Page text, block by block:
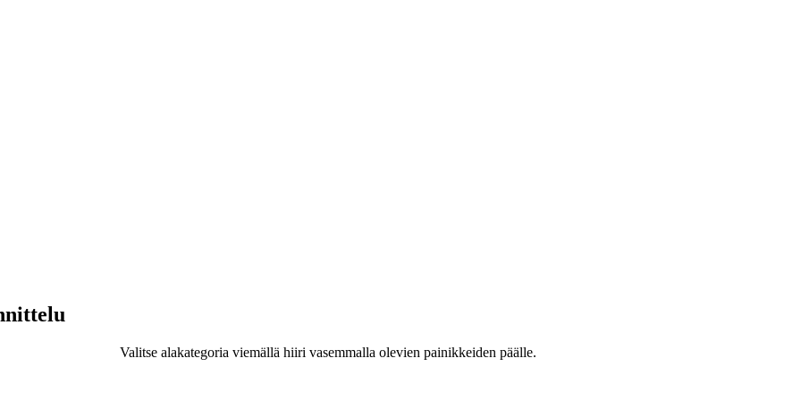
Valitse alakategoria viemällä hiiri vasemmalla olevien painikkeiden päälle.